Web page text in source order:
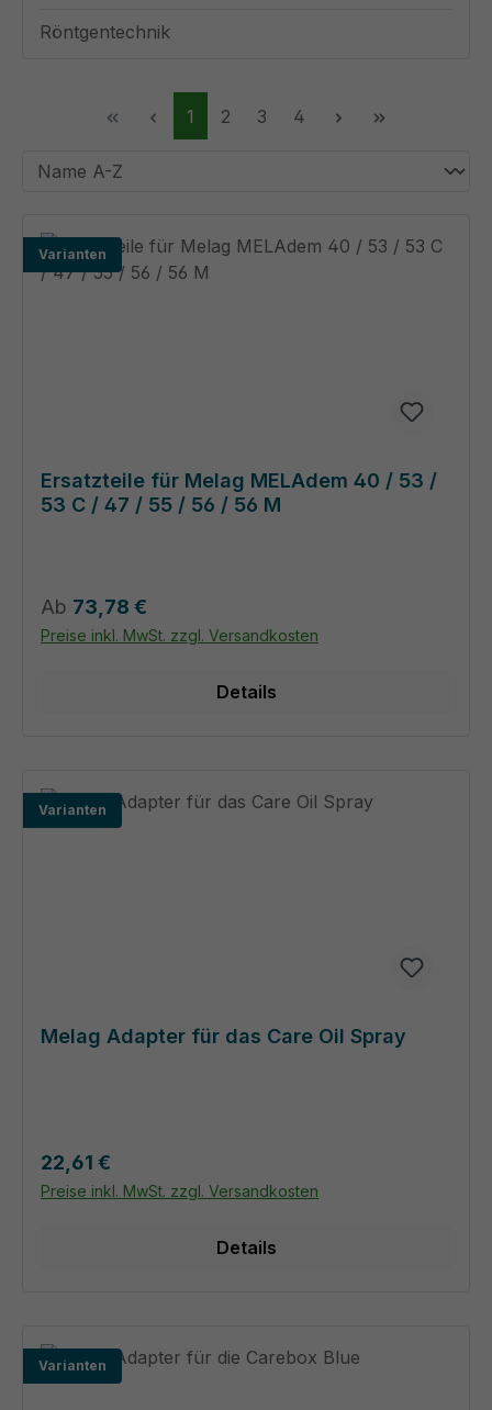
Röntgentechnik
Seite
1 Seite
2 Seite
3 Seite
4
Varianten
Ersatzteile für Melag MELAdem 40 / 53 /
53 C / 47 / 55 / 56 / 56 M
Regulärer Preis:
Ab 73,78 €
Preise inkl. MwSt. zzgl. Versandkosten
Details
Varianten
Melag Adapter für das Care Oil Spray
Regulärer Preis:
22,61 €
Preise inkl. MwSt. zzgl. Versandkosten
Details
Varianten